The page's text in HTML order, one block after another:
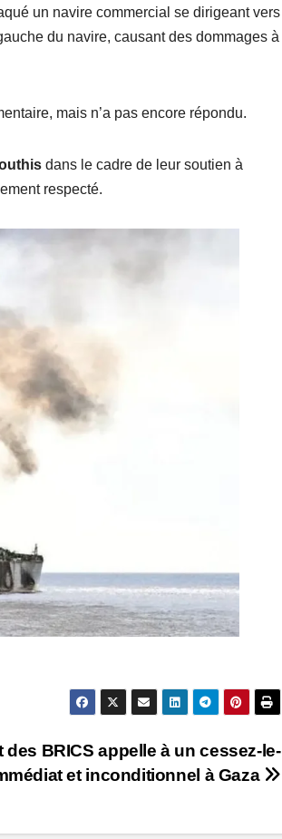
un navire commercial se dirigeant vers
du navire, causant des dommages à
mais n’a pas encore répondu.
dans le cadre de leur soutien à
respecté.
des BRICS appelle à un cessez-le-
et inconditionnel à Gaza